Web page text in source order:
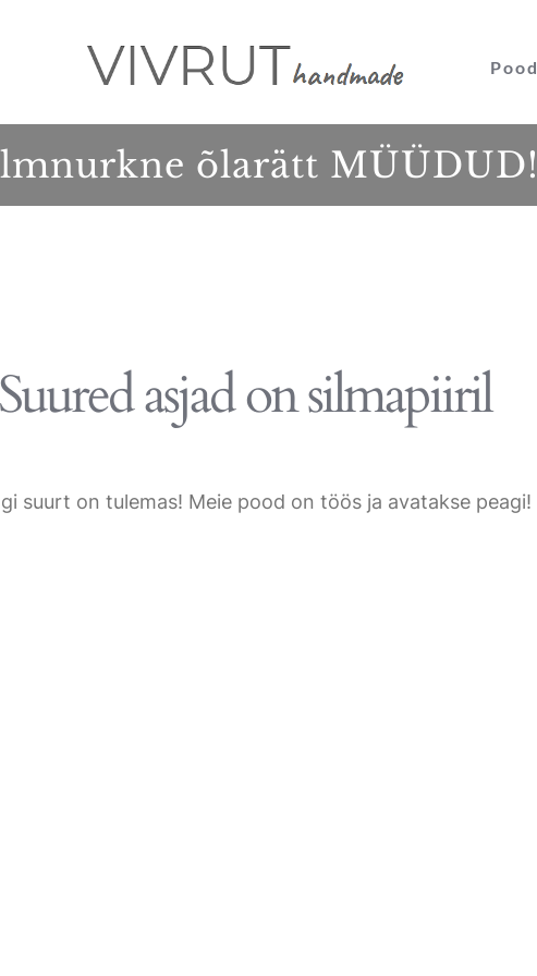
Pood
õlarätt MÜÜDUD!
asjad on silmapiiril
suurt on tulemas! Meie pood on töös ja avatakse peagi!